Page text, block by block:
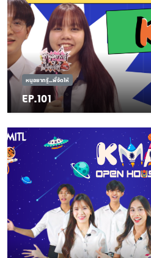
หนูอยากรู้...พี่จัดให้
EP.101